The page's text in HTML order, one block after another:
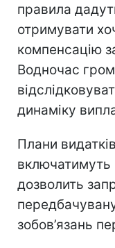
правила
отримувати
компенсацію
Водночас
динаміку
Плани
включатимуть
дозволить
зобов’язань